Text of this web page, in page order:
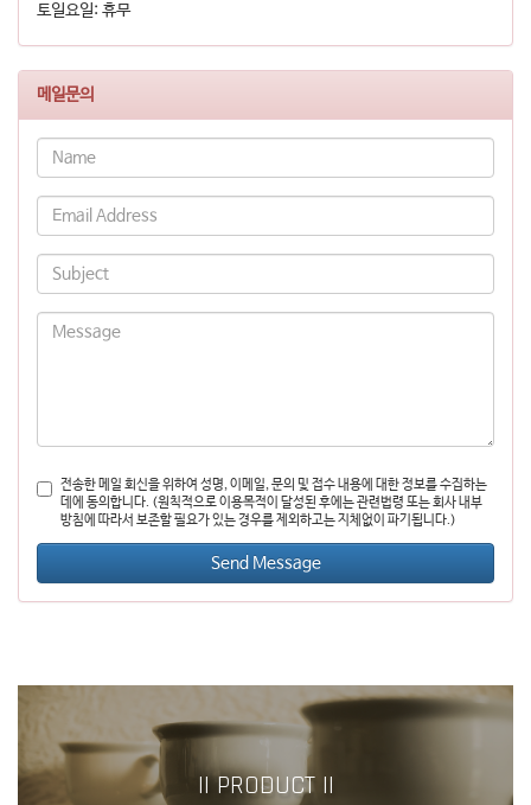
토일요일: 휴무
메일문의
전송한 메일 회신을 위하여 성명, 이메일, 문의 및 접수 내용에 대한 정보를 수집하는
데에 동의합니다. (원칙적으로 이용목적이 달성된 후에는 관련법령 또는 회사 내부
방침에 따라서 보존할 필요가 있는 경우를 제외하고는 지체없이 파기됩니다.)
|| PRODUCT ||